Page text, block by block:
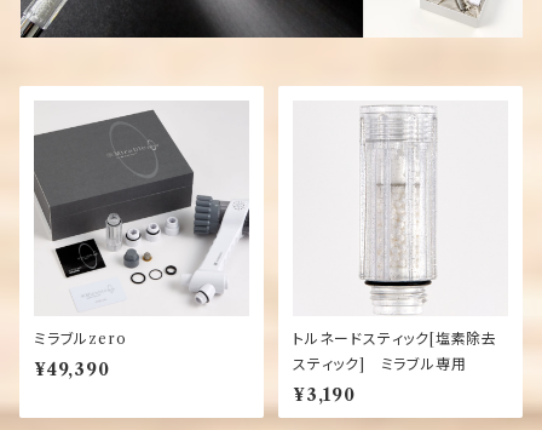
ミラブルzero
¥49,390
トルネードスティック[塩素除去
スティック] ミラブル専用
¥3,190